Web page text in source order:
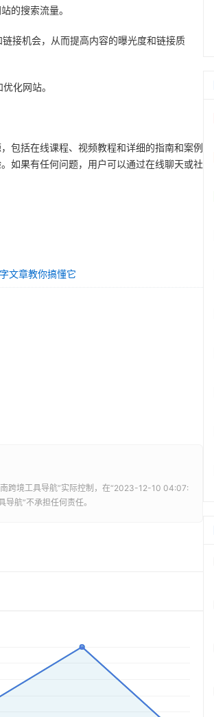
的搜索流量。
接机会，从而提高内容的曝光度和链接质
化网站。
包括在线课程、视频教程和详细的指南和案例
如果有任何问题，用户可以通过在线聊天或社
文章教你搞懂它
跨境工具导航”实际控制，在“2023-12-10 04:07:
导航”不承担任何责任。